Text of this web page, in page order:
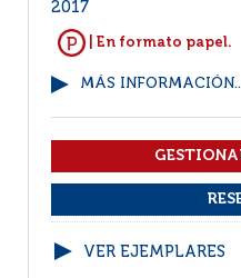
2017
| En formato papel.
MÁS
VER EJEMPLARES